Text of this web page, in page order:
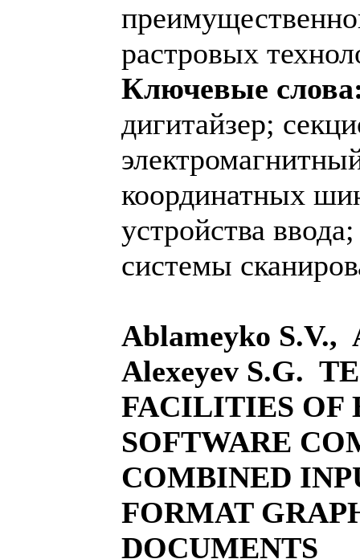
растровых
Ключевые
дигитайзер;
координатных
устройства
системы
Ablameyko S.V.,
Alexeyev S.G.
FACILITIES OF
SOFTWARE
COMBINED
FORMAT
DOCUMENTS